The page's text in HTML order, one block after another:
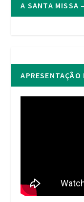
A SANTA MISSA
APRESENTAÇÃO